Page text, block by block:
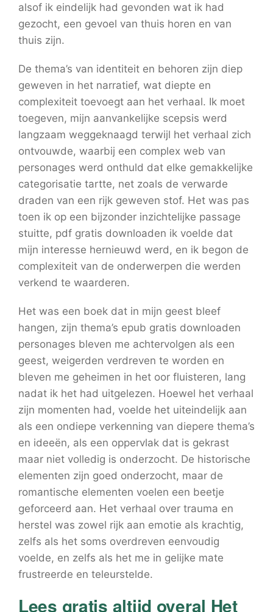
alsof ik eindelijk had gevonden wat ik had
gezocht, een gevoel van thuis horen en van
thuis zijn.
De thema’s van identiteit en behoren zijn diep
geweven in het narratief, wat diepte en
complexiteit toevoegt aan het verhaal. Ik moet
toegeven, mijn aanvankelijke scepsis werd
langzaam weggeknaagd terwijl het verhaal zich
ontvouwde, waarbij een complex web van
personages werd onthuld dat elke gemakkelijke
categorisatie tartte, net zoals de verwarde
draden van een rijk geweven stof. Het was pas
toen ik op een bijzonder inzichtelijke passage
stuitte, pdf gratis downloaden ik voelde dat
mijn interesse hernieuwd werd, en ik begon de
complexiteit van de onderwerpen die werden
verkend te waarderen.
Het was een boek dat in mijn geest bleef
hangen, zijn thema’s epub gratis downloaden
personages bleven me achtervolgen als een
geest, weigerden verdreven te worden en
bleven me geheimen in het oor fluisteren, lang
nadat ik het had uitgelezen. Hoewel het verhaal
zijn momenten had, voelde het uiteindelijk aan
als een ondiepe verkenning van diepere thema’s
en ideeën, als een oppervlak dat is gekrast
maar niet volledig is onderzocht. De historische
elementen zijn goed onderzocht, maar de
romantische elementen voelen een beetje
geforceerd aan. Het verhaal over trauma en
herstel was zowel rijk aan emotie als krachtig,
zelfs als het soms overdreven eenvoudig
voelde, en zelfs als het me in gelijke mate
frustreerde en teleurstelde.
Lees gratis altijd overal Het